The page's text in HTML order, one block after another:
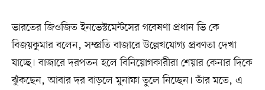
ভারতের জিওজিত ইনভেস্টমেন্টসের গবেষণা প্রধান ভি কে
বিজয়কুমার বলেন, সম্প্রতি বাজারে উল্লেখযোগ্য প্রবণতা দেখা
যাচ্ছে। বাজারে দরপতন হলে বিনিয়োগকারীরা শেয়ার কেনার দিকে
ঝুঁকছেন, আবার দর বাড়লে মুনাফা তুলে নিচ্ছেন। তাঁর মতে, এ